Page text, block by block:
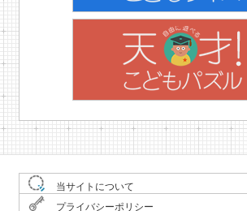
当サイトについて
プライバシーポリシー